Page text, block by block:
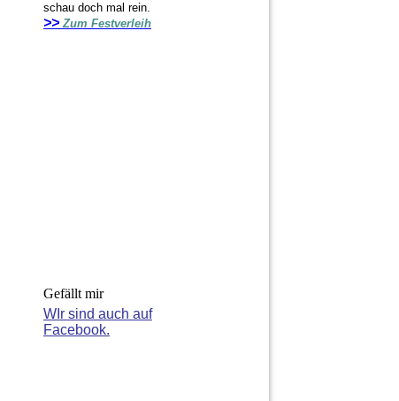
schau doch mal rein.
>> Zum Festverleih
Gefällt mir
WIr sind auch auf
Facebook.